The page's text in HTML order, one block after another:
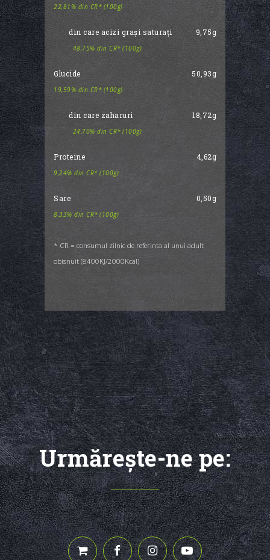
22,81% din CR* (100g)
din care acizi grași saturați 9,75g
48,75% din CR* (100g)
Glucide 50,93g
19,59% din CR* (100g)
din care zaharuri 18,72g
24,70% din CR* (100g)
Proteine 4,62g
9,24% din CR* (100g)
Sare 0,50g
8,33% din CR* (100g)
* CR = consumul zilnic de referinta al unui adult
obisnuit (8400KJ/2000Kcal)
Urmăreşte-ne pe: